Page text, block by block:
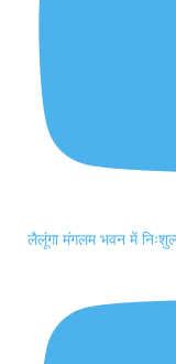
लैलूंगा मंगलम भवन में